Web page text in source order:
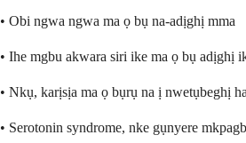
• Obi ngwa ngwa ma ọ bụ na-adịghị mma
• Ihe mgbu akwara siri ike ma ọ bụ adịghị
• Nkụ, karịsịa ma ọ bụrụ na ị nwetụbeghị ha
• Serotonin syndrome, nke gụnyere